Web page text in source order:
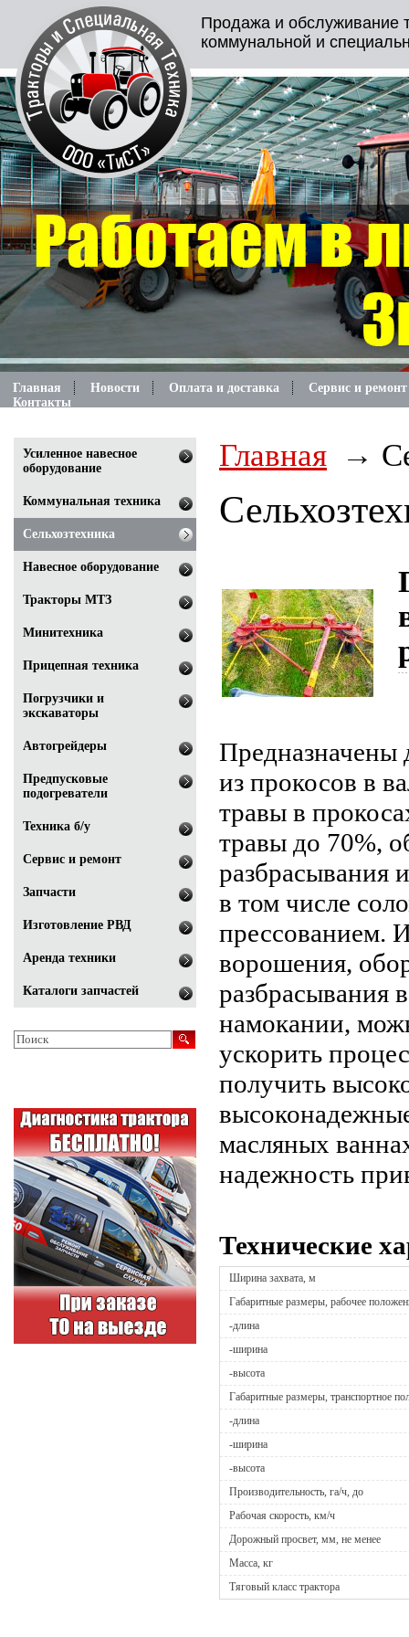
Продажа и обслуживание
коммунальной и
Главная Новости Оплата и доставка
Сервис и ремонт
Контакты
Главная
Предназначены
из прокосов в
травы в
травы до 70%,
разбрасывания
в том числе
прессованием.
ворошения,
разбрасывания
намокании,
ускорить
получить
масляных
надежность
Технические
Ширина захвата, м
Габаритные размеры, рабочее
-длина
-ширина
-высота
Габаритные размеры, транспортное
-длина
-ширина
-высота
Производительность, га/ч, до
Рабочая скорость, км/ч
Дорожный просвет, мм, не менее
Масса, кг
Тяговый класс трактора
Усиленное навесное
оборудование
Коммунальная техника
Сельхозтехника
Навесное оборудование
Тракторы МТЗ
Минитехника
Прицепная техника
Погрузчики и
экскаваторы
Автогрейдеры
Предпусковые
подогреватели
Техника б/у
Сервис и ремонт
Запчасти
Изготовление РВД
Аренда техники
Каталоги запчастей